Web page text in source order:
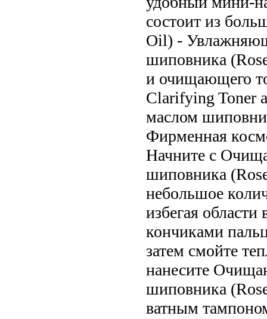
состоит из
Oil) -
шиповника
и очищающего
Clarifying Toner
маслом
Фирменная
Начните с
шиповника
небольшое
избегая
кончиками
затем смойте
нанесите
шиповника
ватным